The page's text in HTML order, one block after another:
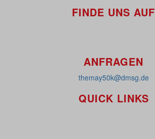
FINDE UNS AUF
ANFRAGEN
themay50k@dmsg.de
QUICK LINKS